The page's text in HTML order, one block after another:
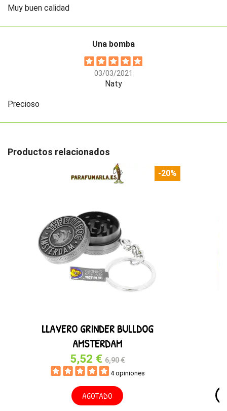
Muy buen calidad
Una bomba
03/03/2021
Naty
Precioso
Productos relacionados
LLAVERO GRINDER BULLDOG
AMSTERDAM
5,52 € 6,90 €
4 opiniones
AGOTADO
-20%